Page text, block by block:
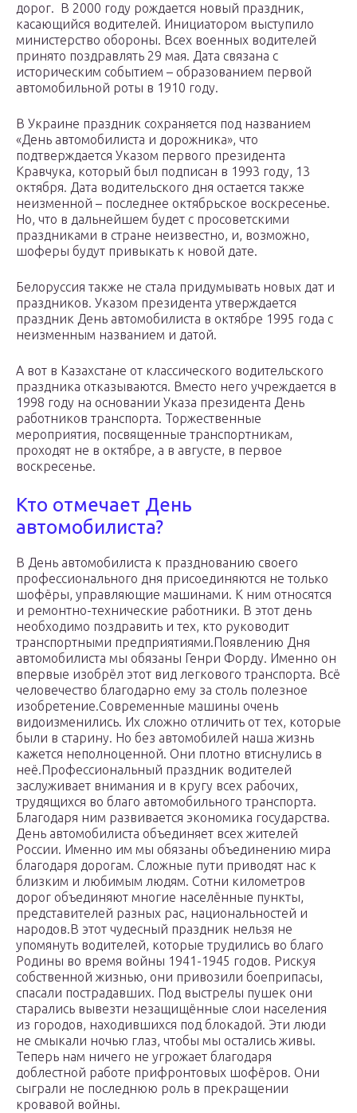
дорог. В 2000 году рождается новый праздник,
касающийся водителей. Инициатором выступило
министерство обороны. Всех военных водителей
принято поздравлять 29 мая. Дата связана с
историческим событием – образованием первой
автомобильной роты в 1910 году.
В Украине праздник сохраняется под названием
«День автомобилиста и дорожника», что
подтверждается Указом первого президента
Кравчука, который был подписан в 1993 году, 13
октября. Дата водительского дня остается также
неизменной – последнее октябрьское воскресенье.
Но, что в дальнейшем будет с просоветскими
праздниками в стране неизвестно, и, возможно,
шоферы будут привыкать к новой дате.
Белоруссия также не стала придумывать новых дат и
праздников. Указом президента утверждается
праздник День автомобилиста в октябре 1995 года с
неизменным названием и датой.
А вот в Казахстане от классического водительского
праздника отказываются. Вместо него учреждается в
1998 году на основании Указа президента День
работников транспорта. Торжественные
мероприятия, посвященные транспортникам,
проходят не в октябре, а в августе, в первое
воскресенье.
Кто отмечает День
автомобилиста?
В День автомобилиста к празднованию своего
профессионального дня присоединяются не только
шофёры, управляющие машинами. К ним относятся
и ремонтно-технические работники. В этот день
необходимо поздравить и тех, кто руководит
транспортными предприятиями.Появлению Дня
автомобилиста мы обязаны Генри Форду. Именно он
впервые изобрёл этот вид легкового транспорта. Всё
человечество благодарно ему за столь полезное
изобретение.Современные машины очень
видоизменились. Их сложно отличить от тех, которые
были в старину. Но без автомобилей наша жизнь
кажется неполноценной. Они плотно втиснулись в
неё.Профессиональный праздник водителей
заслуживает внимания и в кругу всех рабочих,
трудящихся во благо автомобильного транспорта.
Благодаря ним развивается экономика государства.
День автомобилиста объединяет всех жителей
России. Именно им мы обязаны объединению мира
благодаря дорогам. Сложные пути приводят нас к
близким и любимым людям. Сотни километров
дорог объединяют многие населённые пункты,
представителей разных рас, национальностей и
народов.В этот чудесный праздник нельзя не
упомянуть водителей, которые трудились во благо
Родины во время войны 1941-1945 годов. Рискуя
собственной жизнью, они привозили боеприпасы,
спасали пострадавших. Под выстрелы пушек они
старались вывезти незащищённые слои населения
из городов, находившихся под блокадой. Эти люди
не смыкали ночью глаз, чтобы мы остались живы.
Теперь нам ничего не угрожает благодаря
доблестной работе прифронтовых шофёров. Они
сыграли не последнюю роль в прекращении
кровавой войны.